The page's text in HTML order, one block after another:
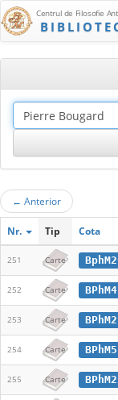
Centrul de Filosofie
← Anterior
Nr. Tip Cota
251 Carte
252 Carte BPhM4
253 Carte
254 Carte BPhM5
255 Carte